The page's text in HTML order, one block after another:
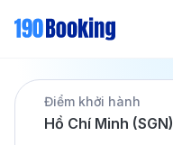
Trang chủ
Vé máy bay
Điểm khởi hành
Hồ Chí Minh (SGN)